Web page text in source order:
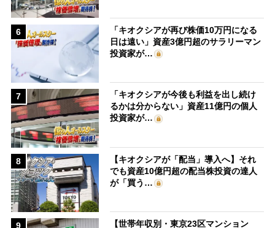
6
「キオクシアが再び株価10万円になる
日は遠い」資産3億円超のサラリーマン
投資家が…
7
「キオクシアが今後も利益を出し続け
るかは分からない」資産11億円の個人
投資家が…
8
【キオクシアが「配当」導入へ】それ
でも資産10億円超の配当株投資の達人
が「買う…
9
【世帯年収別・東京23区マンション